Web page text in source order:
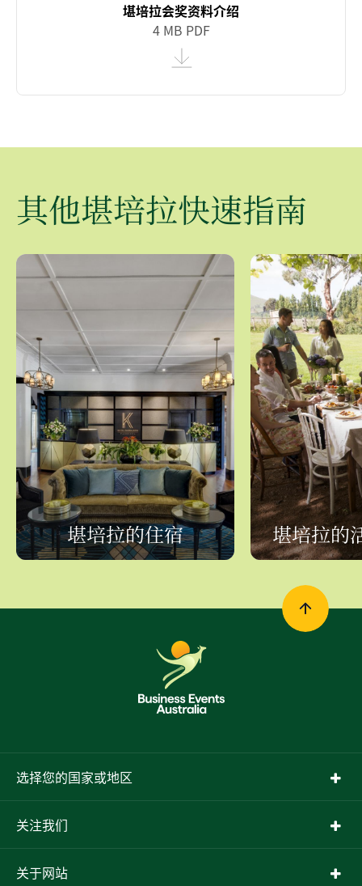
堪培拉会奖资料介绍
4 MB PDF
其他堪培拉快速指南
堪培拉的住宿 堪培拉的
选择您的国家或地区
关注我们
关于网站